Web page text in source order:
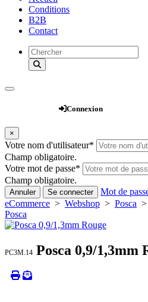
Conditions
B2B
Contact
Connexion
×
Votre nom d'utilisateur*
Champ obligatoire.
Votre mot de passe*
Champ obligatoire.
Annuler Se connecter
Mot de
eCommerce > Webshop > Posca
Posca
PC3M.14 Posca 0,9/1,3mm